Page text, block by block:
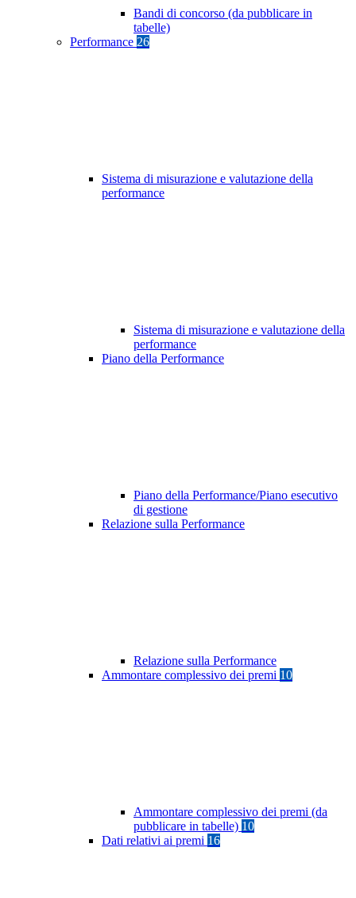
Bandi di concorso (da pubblicare in
tabelle)
Performance 26
Sistema di misurazione e valutazione della
performance
Sistema di misurazione e valutazione della
performance
Piano della Performance
Piano della Performance/Piano esecutivo
di gestione
Relazione sulla Performance
Relazione sulla Performance
Ammontare complessivo dei premi 10
Ammontare complessivo dei premi (da
pubblicare in tabelle) 10
Dati relativi ai premi 16